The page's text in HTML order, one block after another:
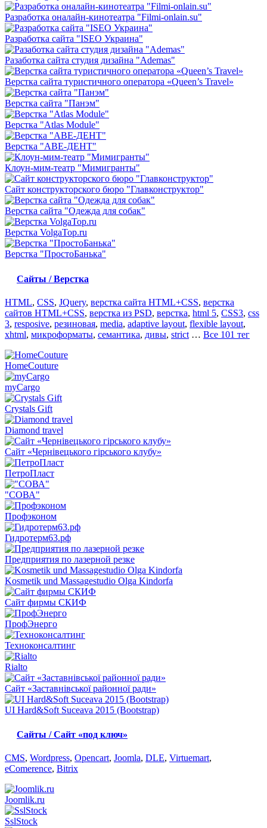
Разработка оналайн-кинотеатра "Filmi-onlain.su"
Разработка сайта "ISEO Украина"
Разаботка сайта студия дизайна "Ademas"
Верстка сайта туристичного оператора «Queen’s Travel»
Верстка сайта "Панэм"
Верстка "Atlas Module"
Верстка "АВЕ-ДЕНТ"
Клоун-мим-театр "Мимигранты"
Сайт конструкторского бюро "Главконструктор"
Верстка сайта "Одежда для собак"
Верстка VolgaTop.ru
Верстка "ПростоБанька"
Сайты / Верстка
HTML, CSS, JQuery, верстка сайта HTML+CSS, верстка
сайтов HTML+CSS, верстка из PSD, верстка, html 5, CSS3, css
3, resposive, резиновая, media, adaptive layout, flexible layout,
xhtml, микроформаты, семантика, дивы, strict … Все 101 тег
HomeCouture
myCargo
Crystals Gift
Diamond travel
Сайт «Чернівецького гірського клубу»
ПетроПласт
"СОВА"
Профэконом
Гидротерм63.pф
Предприятия по лазерной резке
Kosmetik und Massagestudio Olga Kindorfa
Сайт фирмы СКИФ
ПрофЭнерго
Техноконсалтинг
Rialto
Сайт «Заставнівської районної ради»
UI Hard&Soft Suceava 2015 (Bootstrap)
Сайты / Сайт «под ключ»
CMS, Wordpress, Opencart, Joomla, DLE, Virtuemart,
eComerence, Bitrix
Joomlik.ru
SslStock